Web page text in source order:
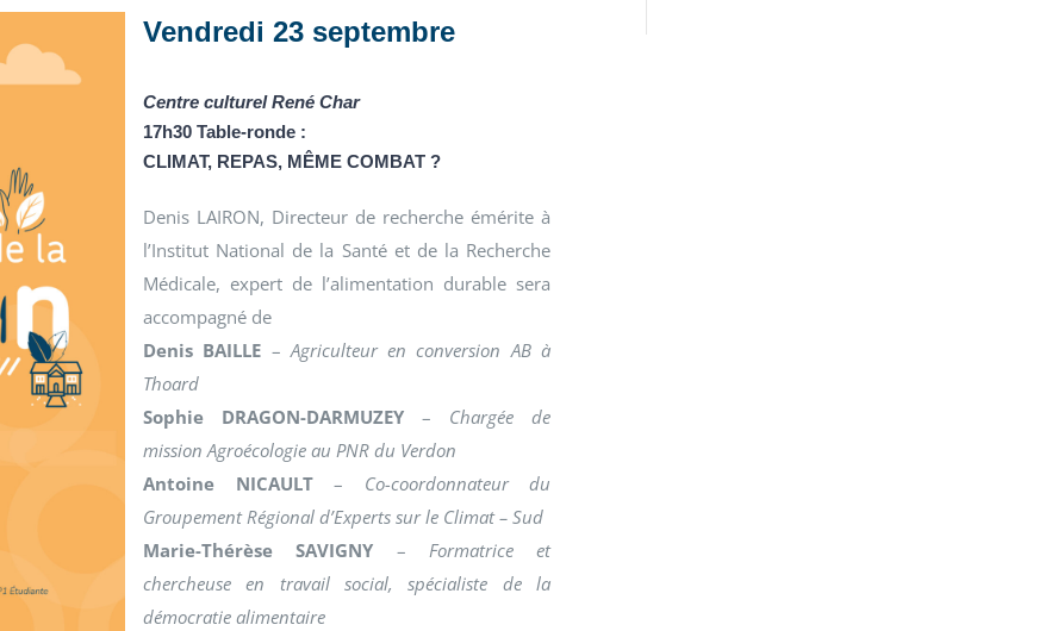
Vendredi 23 septembre
Centre culturel René Char
17h30 Table-ronde :
CLIMAT, REPAS, MÊME COMBAT ?
Denis LAIRON, Directeur de recherche émérite à
l’Institut National de la Santé et de la Recherche
Médicale, expert de l’alimentation durable sera
accompagné de
Denis BAILLE – Agriculteur en conversion AB à
Thoard
Sophie DRAGON-DARMUZEY – Chargée de
mission Agroécologie au PNR du Verdon
Antoine NICAULT– Co-coordonnateur du
Groupement Régional d’Experts sur le Climat – Sud
Marie-Thérèse SAVIGNY – Formatrice et
chercheuse en travail social, spécialiste de la
démocratie alimentaire